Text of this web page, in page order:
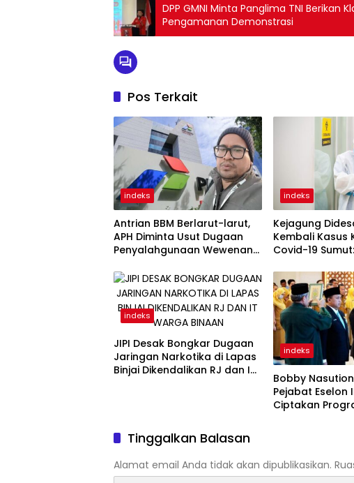
DPP GMNI Minta Panglima TNI Berikan
Pengamanan Demonstrasi
Pos Terkait
indeks
Antrian BBM Berlarut-larut,
APH Diminta Usut Dugaan
Penyalahgunaan Wewenang
indeks
Kejagung
Kembali Kasus
Covid-19
Kini Tak
indeks
JIPI Desak Bongkar Dugaan
Jaringan Narkotika di Lapas
Binjai Dikendalikan RJ dan IT
indeks
Bobby
Pejabat Eselon
Ciptakan
Tinggalkan Balasan
Alamat email Anda tidak akan dipublikasikan.